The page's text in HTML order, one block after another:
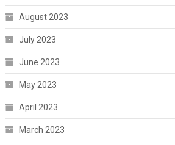
August 2023
July 2023
June 2023
May 2023
April 2023
March 2023